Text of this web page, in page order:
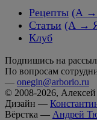
Рецепты (А
Статьи (А →
Клуб
Подпишись на
По вопросам
— onegin@arborio.ru
© 2008-2026,
Дизайн —
Вёрстка — Андрей